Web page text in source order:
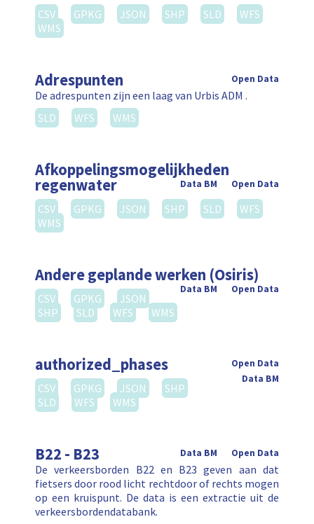
CSV
GPKG JSON SHP SLD
WFS
WMS
Adrespunten Open Data
De adrespunten zijn een laag van Urbis ADM .
SLD
WFS WMS
Afkoppelingsmogelijkheden
regenwater Open Data
Data BM
CSV GPKG JSON SHP SLD
WFS
WMS
Andere geplande werken (Osiris)
Open Data
Data BM
CSV GPKG
JSON
SHP
SLD WFS WMS
authorized_phases
Open Data
Data BM
CSV GPKG JSON
SHP
SLD
WFS WMS
B22 - B23 Open Data
Data BM
De verkeersborden B22 en B23 geven aan dat
fietsers door rood licht rechtdoor of rechts mogen
op een kruispunt. De data is een extractie uit de
verkeersbordendatabank.